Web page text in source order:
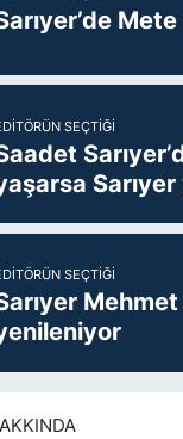
SEÇTIĞI
SEÇTIĞI